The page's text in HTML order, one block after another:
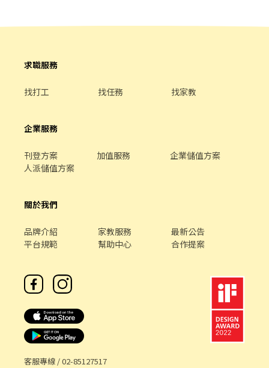
人可配合時段) . 以下需跑的店點 主要門市🔽 前鎮永豐 - 智取店 高雄
市前鎮區永豐路103號1樓 . 跑點門市🔽 前鎮公正 - 智取店 高雄市前
1樓 鳳山武營 - 智取店 高雄市鳳山區新甲路38號1樓
求職服務
找打工 找任務 找家教
企業服務
刊登方案 加值服務
企業儲值方案
人派儲值方案
關於我們
品牌介紹 家教服務
最新公告
平台規範
幫助中心 合作提案
客服專線 /02-85127517